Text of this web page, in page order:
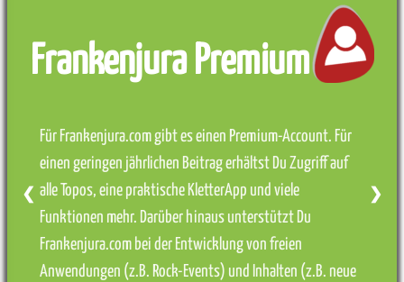
Frankenjura Premium
Für Frankenjura.com gibt es einen Premium-Account. Für
einen geringen jährlichen Beitrag erhältst Du Zugriff auf
alle Topos, eine praktische KletterApp und viele
Funktionen mehr. Darüber hinaus unterstützt Du
Frankenjura.com bei der Entwicklung von freien
Anwendungen (z.B. Rock-Events) und Inhalten (z.B. neue
❮ ❯